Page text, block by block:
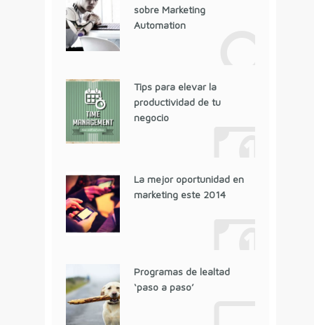
sobre Marketing
Automation
Tips para elevar la
productividad de tu
negocio
La mejor oportunidad en
marketing este 2014
Programas de lealtad
‘paso a paso’